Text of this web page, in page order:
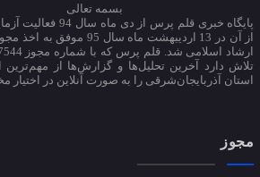
بسمه تعالی
پایگاه خبری قلم پرس
از آن در 13 اردیبهشت ماه
تلاش دارد آخرین تحلیل‌ها و گزارش‌ها از مهم‌ترین
استان آذربایجان‌شرقی را به صورت آنلاین در اختیار
مجوز